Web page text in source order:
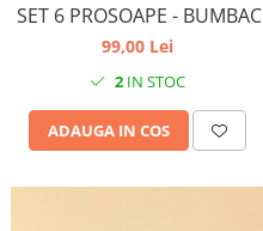
SET 6 PROSOAPE - BUMBAC
99,00 Lei
2IN STOC
ADAUGA IN COS